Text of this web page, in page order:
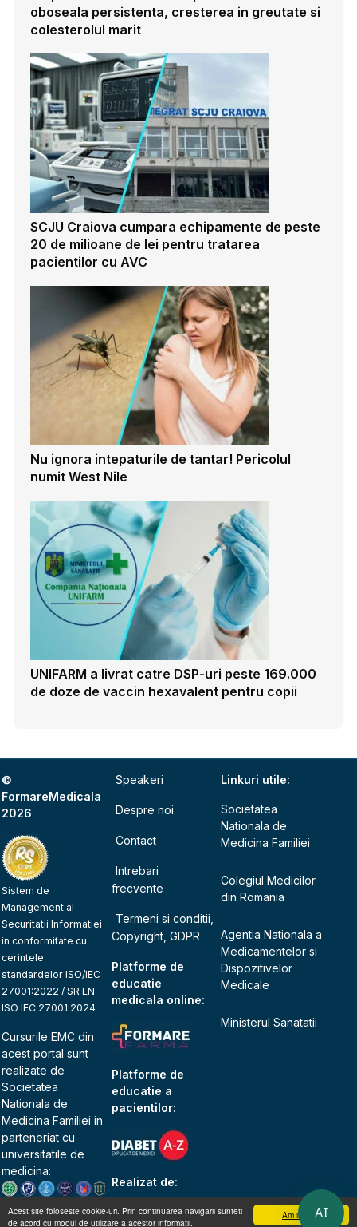
Am inteles
Acest site foloseste cookie-uri. Prin continuarea navigarii sunteti
de acord cu modul de utilizare a acestor informatii.
oboseala persistenta, cresterea in greutate si
colesterolul marit
SCJU Craiova cumpara echipamente de peste
20 de milioane de lei pentru tratarea
pacientilor cu AVC
Nu ignora intepaturile de tantar! Pericolul
numit West Nile
UNIFARM a livrat catre DSP-uri peste 169.000
de doze de vaccin hexavalent pentru copii
©
FormareMedicala
2026
Sistem de
Management al
Securitatii Informatiei
in conformitate cu
cerintele
standardelor ISO/IEC
27001:2022 / SR EN
ISO IEC 27001:2024
Cursurile EMC din
acest portal sunt
realizate de
Societatea
Nationala de
Medicina Familiei in
parteneriat cu
universitatile de
medicina:
Speakeri
Despre noi
Contact
Intrebari
frecvente
Termeni si conditii,
Copyright, GDPR
Platforme de
educatie
medicala online:
Platforme de
educatie a
pacientilor:
Realizat de:
Linkuri utile:
Societatea
Nationala de
Medicina Familiei
Colegiul Medicilor
din Romania
Agentia Nationala a
Medicamentelor si
Dispozitivelor
Medicale
Ministerul Sanatatii
AI